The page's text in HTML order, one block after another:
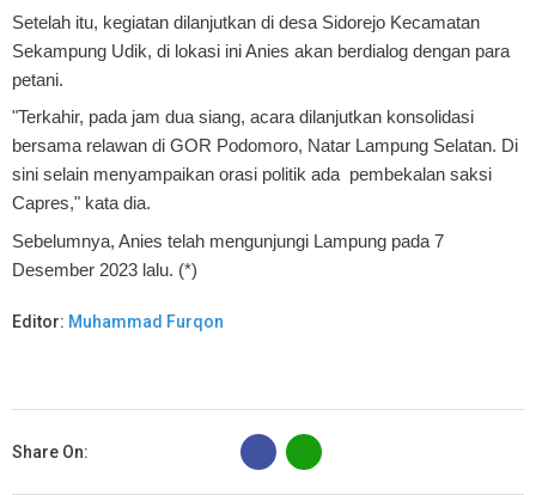
Setelah itu, kegiatan dilanjutkan di desa Sidorejo Kecamatan
Sekampung Udik, di lokasi ini Anies akan berdialog dengan para
petani.
"Terkahir, pada jam dua siang, acara dilanjutkan konsolidasi
bersama relawan di GOR Podomoro, Natar Lampung Selatan. Di
sini selain menyampaikan orasi politik ada pembekalan saksi
Capres," kata dia.
Sebelumnya, Anies telah mengunjungi Lampung pada 7
Desember 2023 lalu. (*)
Editor: Muhammad Furqon
Share On:
B